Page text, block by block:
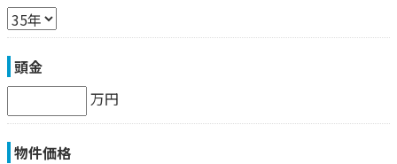
頭金
万円
物件価格